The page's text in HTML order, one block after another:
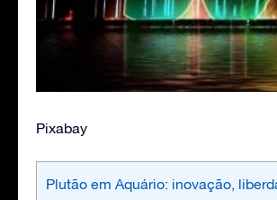
Pixabay
Plutão em Aquário: inovação,